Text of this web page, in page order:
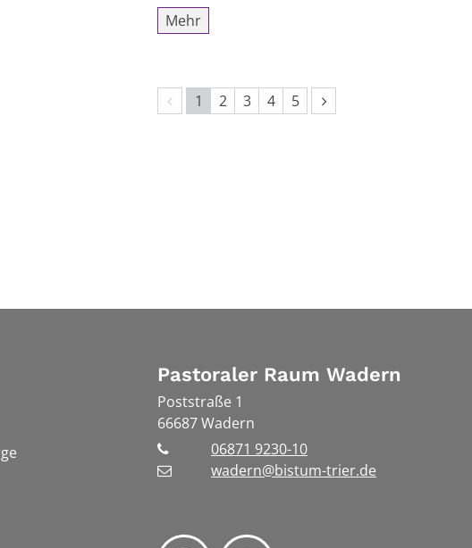
Mehr
Vorherige Seite
1 2 3 4 5 Nächste Seite
Pastoraler Raum Wadern
Poststraße 1
66687Wadern
06871 9230-10
wadern@bistum-trier.de